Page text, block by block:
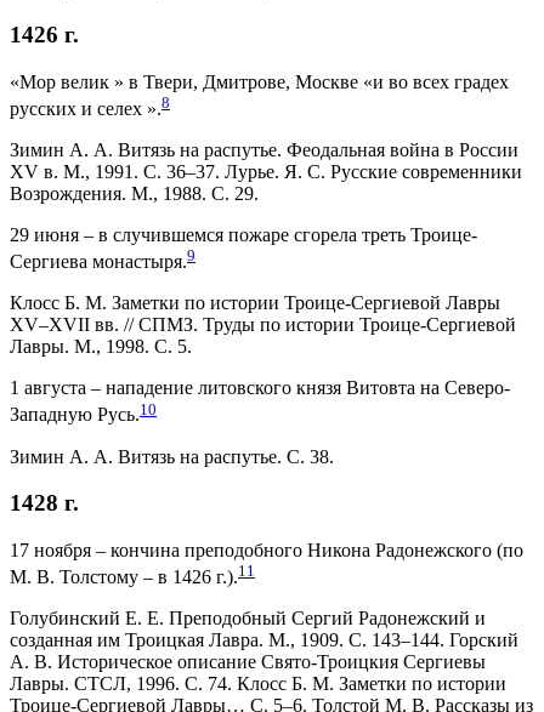
1426 г.
«Мор велик » в Твери, Дмитрове, Москве «и во всех градех
русских и селех ».8
Зимин А. А. Витязь на распутье. Феодальная война в России
XV в. М., 1991. С. 36–37. Лурье. Я. С. Русские современники
Возрождения. М., 1988. С. 29.
29 июня – в случившемся пожаре сгорела треть Троице-
Сергиева монастыря.9
Клосс Б. М. Заметки по истории Троице-Сергиевой Лавры
XV–XVII вв. // СПМЗ. Труды по истории Троице-Сергиевой
Лавры. М., 1998. С. 5.
1 августа – нападение литовского князя Витовта на Северо-
Западную Русь.10
Зимин А. А. Витязь на распутье. С. 38.
1428 г.
17 ноября – кончина преподобного Никона Радонежского (по
М. В. Толстому – в 1426 г.).11
Голубинский Е. Е. Преподобный Сергий Радонежский и
созданная им Троицкая Лавра. М., 1909. С. 143–144. Горский
А. В. Историческое описание Свято-Троицкия Сергиевы
Лавры. СТСЛ, 1996. С. 74. Клосс Б. М. Заметки по истории
Троице-Сергиевой Лавры… С. 5–6. Толстой М. В. Рассказы из